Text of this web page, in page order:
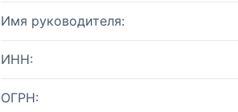
Имя руководителя:
ИНН:
ОГРН: